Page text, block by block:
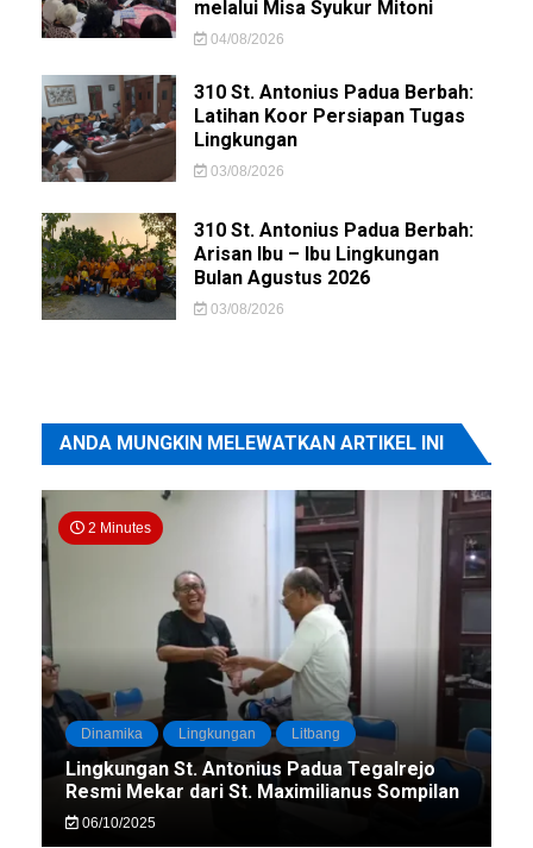
melalui Misa Syukur Mitoni
04/08/2026
310 St. Antonius Padua Berbah:
Latihan Koor Persiapan Tugas
Lingkungan
03/08/2026
310 St. Antonius Padua Berbah:
Arisan Ibu – Ibu Lingkungan
Bulan Agustus 2026
03/08/2026
ANDA MUNGKIN MELEWATKAN ARTIKEL INI
2 Minutes
Dinamika Lingkungan Litbang
Lingkungan St. Antonius Padua Tegalrejo
Resmi Mekar dari St. Maximilianus Sompilan
06/10/2025